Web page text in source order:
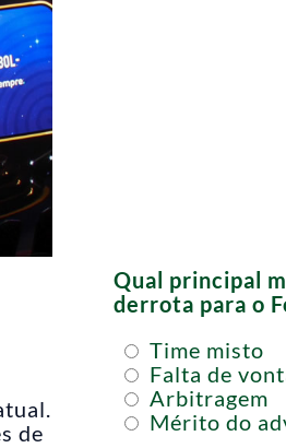
de
Qual principal
derrota para o
Time misto
Falta de
Arbitragem
Mérito do